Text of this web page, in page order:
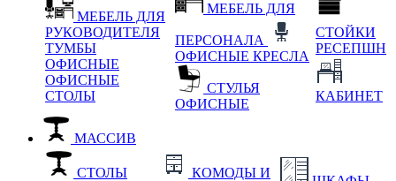
МЕБЕЛЬ ДЛЯ
РУКОВОДИТЕЛЯ
ТУМБЫ
ОФИСНЫЕ
ОФИСНЫЕ
СТОЛЫ
МЕБЕЛЬ ДЛЯ
ПЕРСОНАЛА
ОФИСНЫЕ КРЕСЛА
СТУЛЬЯ
ОФИСНЫЕ
СТОЙКИ
РЕСЕПШН
КАБИНЕТ
МАССИВ
СТОЛЫ КОМОДЫ И